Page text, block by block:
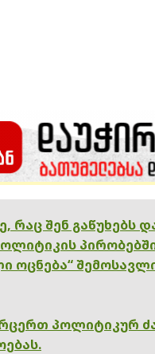
რაც შენ გაწუხებს
ოცნება“
პოლიტიკურ